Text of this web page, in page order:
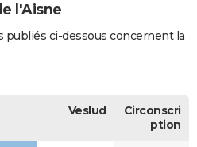
l'Aisne
publiés ci-dessous concernent la
Veslud
Circonscri
ption